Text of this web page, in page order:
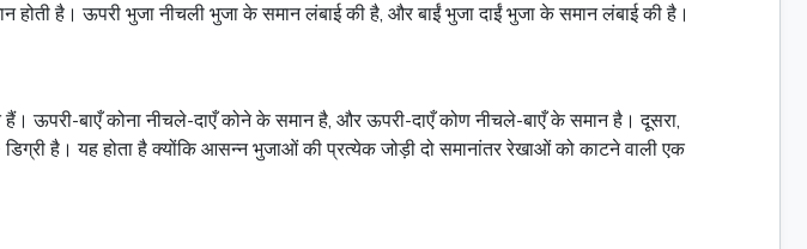
होती है। ऊपरी भुजा नीचली भुजा के समान लंबाई की है, और बाईं भुजा दाईं भुजा के समान लंबाई की है।
ऊपरी-बाएँ कोना नीचले-दाएँ कोने के समान है, और ऊपरी-दाएँ कोण नीचले-बाएँ के समान है। दूसरा,
है। यह होता है क्योंकि आसन्न भुजाओं की प्रत्येक जोड़ी दो समानांतर रेखाओं को काटने वाली एक